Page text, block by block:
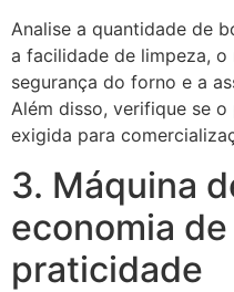
Analise a quantidade de
a facilidade de limpeza, o
segurança do forno e a
Além disso, verifique se
exigida para
3. Máquina
economia
praticidade